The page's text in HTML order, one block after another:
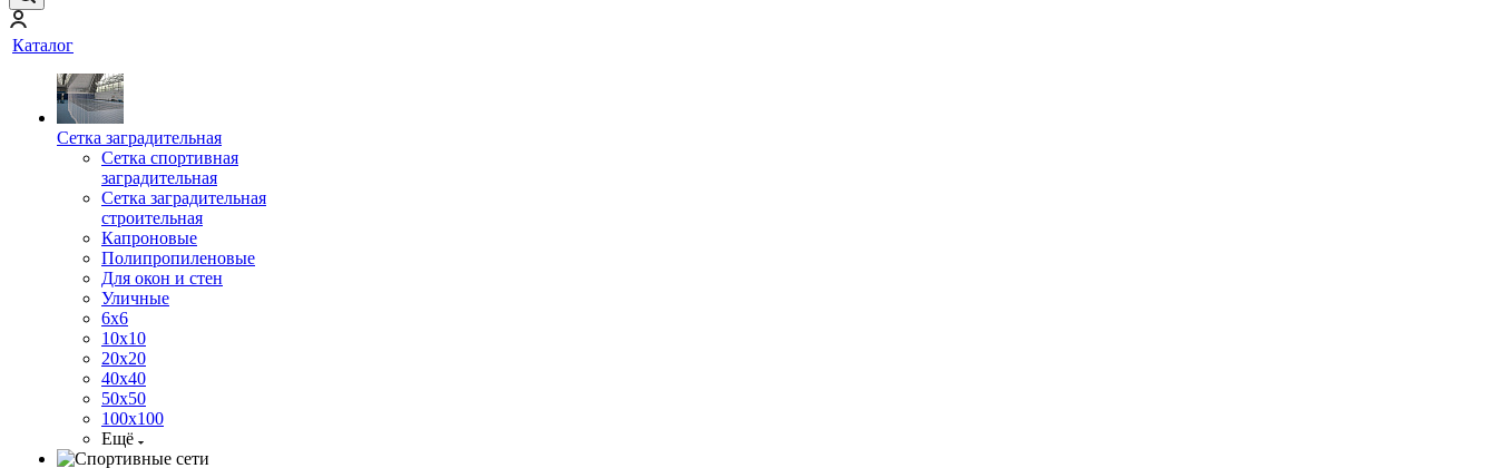
Каталог
Сетка заградительная
Сетка спортивная
заградительная
Сетка заградительная
строительная
Капроновые
Полипропиленовые
Для окон и стен
Уличные
6х6
10х10
20х20
40х40
50х50
100х100
Ещё